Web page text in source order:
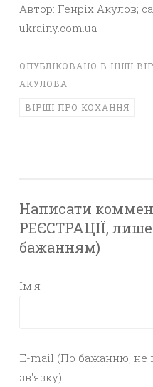
Автор: Генріх Акулов;
ukrainy.com.ua
ОПУБЛІКОВАНО В ІНШІ
АКУЛОВА
ВІРШІ ПРО КОХАННЯ
Написати
РЕЄСТРАЦІЇ,
бажанням)
Ім'я
E-mail (По бажанню, не
зв'язку)